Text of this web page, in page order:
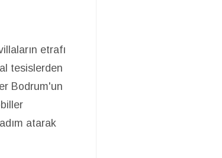
etrafı
tesislerden
Bodrum'un
atarak